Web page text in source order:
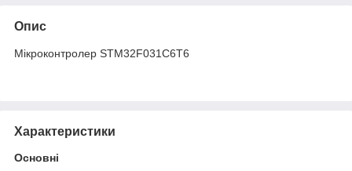
Опис
Мікроконтролер STM32F031C6T6
Характеристики
Основні